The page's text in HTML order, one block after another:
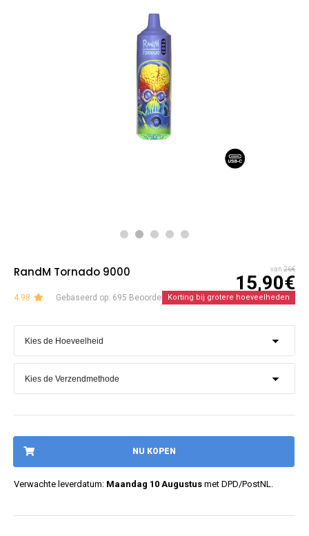
RandM Tornado 9000 van 26€
15,90€
4.98 Gebaseerd op: 695 BeoordelingenKorting bij grotere hoeveelheden
NU KOPEN
Verwachte leverdatum: Maandag 10 Augustus met DPD/PostNL.